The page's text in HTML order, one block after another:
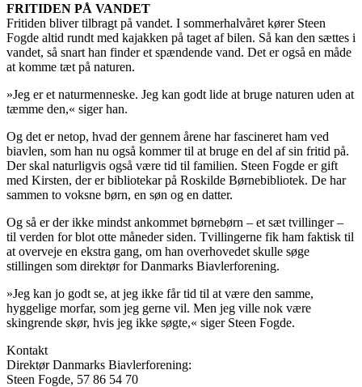
FRITIDEN PÅ VANDET
Fritiden bliver tilbragt på vandet. I sommerhalvåret kører Steen
Fogde altid rundt med kajakken på taget af bilen. Så kan den sættes i
vandet, så snart han finder et spændende vand. Det er også en måde
at komme tæt på naturen.
»Jeg er et naturmenneske. Jeg kan godt lide at bruge naturen uden at
tæmme den,« siger han.
Og det er netop, hvad der gennem årene har fascineret ham ved
biavlen, som han nu også kommer til at bruge en del af sin fritid på.
Der skal naturligvis også være tid til familien. Steen Fogde er gift
med Kirsten, der er bibliotekar på Roskilde Børnebibliotek. De har
sammen to voksne børn, en søn og en datter.
Og så er der ikke mindst ankommet børnebørn – et sæt tvillinger –
til verden for blot otte måneder siden. Tvillingerne fik ham faktisk til
at overveje en ekstra gang, om han overhovedet skulle søge
stillingen som direktør for Danmarks Biavlerforening.
»Jeg kan jo godt se, at jeg ikke får tid til at være den samme,
hyggelige morfar, som jeg gerne vil. Men jeg ville nok være
skingrende skør, hvis jeg ikke søgte,« siger Steen Fogde.
Kontakt
Direktør Danmarks Biavlerforening:
Steen Fogde, 57 86 54 70